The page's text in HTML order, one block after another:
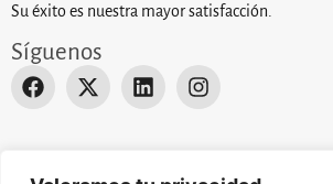
Su éxito es nuestra mayor satisfacción.
Síguenos